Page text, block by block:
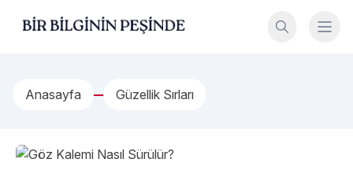
Bir Bilginin Peşinde!
Anasayfa Güzellik Sırları